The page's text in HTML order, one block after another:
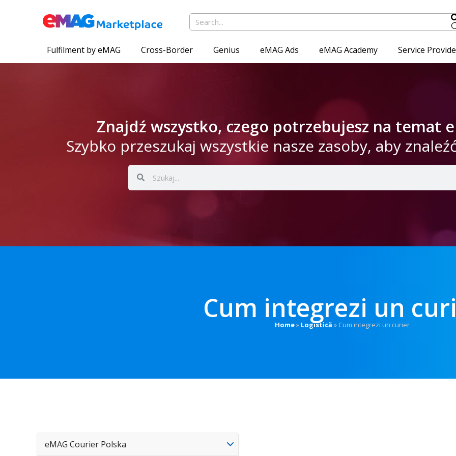
Fulfilment by eMAG Cross-Border Genius eMAG Ads eMAG Academy Service
Znajdź wszystko, czego potrzebujesz na temat
Szybko przeszukaj wszystkie nasze zasoby, aby
Cum integrezi un
Home» Logistică » Cum integrezi un curier
eMAG Courier Polska